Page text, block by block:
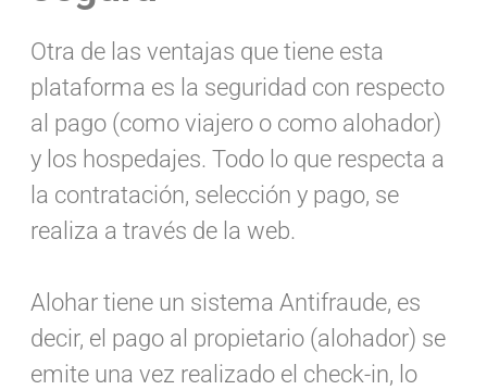
Otra de las ventajas que tiene esta
plataforma es la seguridad con respecto
al pago (como viajero o como alohador)
y los hospedajes. Todo lo que respecta a
la contratación, selección y pago, se
realiza a través de la web.
Alohar tiene un sistema Antifraude, es
decir, el pago al propietario (alohador) se
emite una vez realizado el check-in, lo